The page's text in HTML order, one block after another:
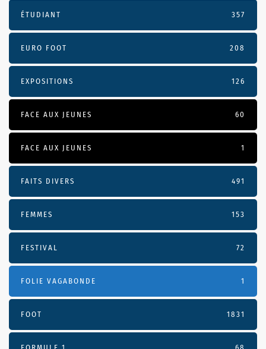
ÉTUDIANT 357
EURO FOOT 208
EXPOSITIONS 126
FACE AUX JEUNES 60
FACE AUX JEUNES 1
FAITS DIVERS 491
FEMMES 153
FESTIVAL 72
FOLIE VAGABONDE 1
FOOT 1831